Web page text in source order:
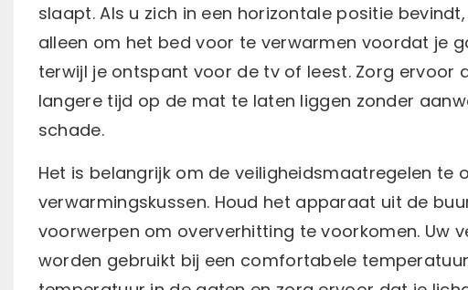
slaapt. Als u zich in een horizontale positie
alleen om het bed voor te verwarmen voordat je
terwijl je ontspant voor de tv of leest. Zorg
langere tijd op de mat te laten liggen zonder
schade.
Het is belangrijk om de veiligheidsmaatregelen te
verwarmingskussen. Houd het apparaat uit de
voorwerpen om oververhitting te voorkomen. Uw
worden gebruikt bij een comfortabele